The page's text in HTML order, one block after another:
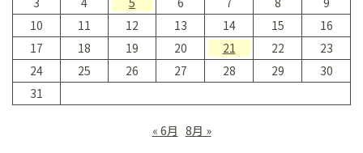
10
11 12 13 14 15
16
17
18 19 20 21 22
23
24
25 26 27 28 29
30
31
« 6月 8月 »